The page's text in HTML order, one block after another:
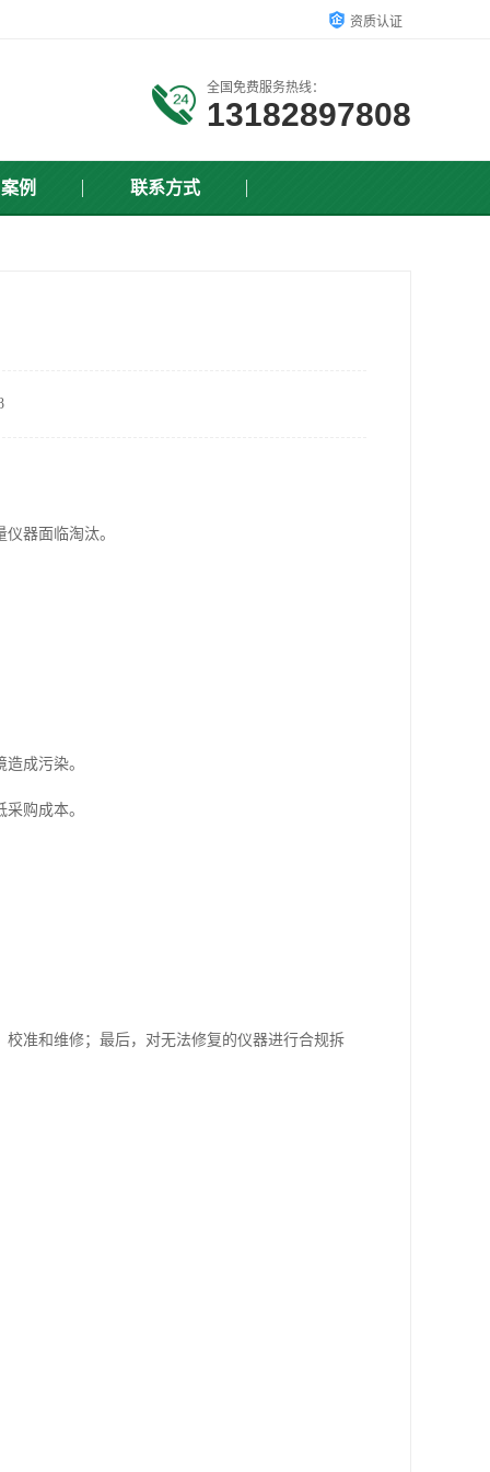
资质认证
全国免费服务热线：
13182897808
例 联系方式
器面临淘汰。
成污染。
购成本。
准和维修；最后，对无法修复的仪器进行合规拆